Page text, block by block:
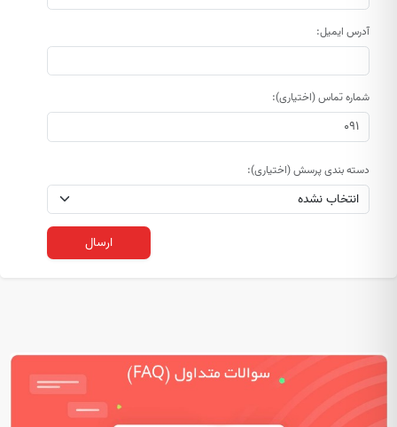
آدرس ایمیل:
شماره تماس (اختیاری):
دسته بندی پرسش (اختیاری):
ارسال